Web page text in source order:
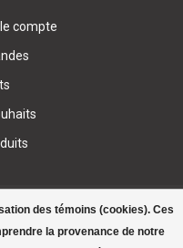
des témoins (cookies). Ces
la provenance de notre
compte